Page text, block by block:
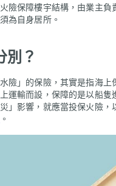
險保障樓宇結構，由業主
為自身居所。
別？
險」的保險，其實是指海
運輸而設，保障的是以船
」影響，就應當投保火險
。